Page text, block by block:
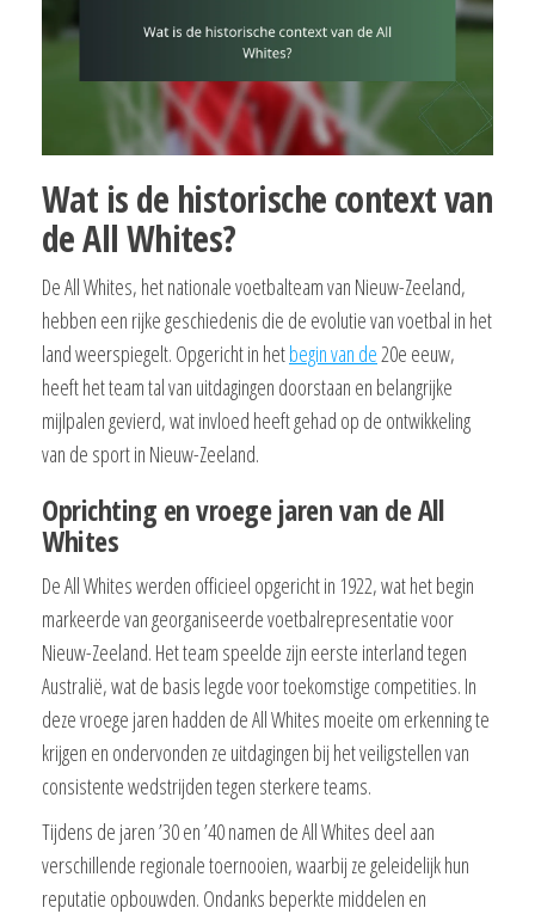
Wat is de historische context van
de All Whites?
De All Whites, het nationale voetbalteam van Nieuw-Zeeland,
hebben een rijke geschiedenis die de evolutie van voetbal in het
land weerspiegelt. Opgericht in hetbegin van de 20e eeuw,
heeft het team tal van uitdagingen doorstaan en belangrijke
mijlpalen gevierd, wat invloed heeft gehad op de ontwikkeling
van de sport in Nieuw-Zeeland.
Oprichting en vroege jaren van de All
Whites
De All Whites werden officieel opgericht in 1922, wat het begin
markeerde van georganiseerde voetbalrepresentatie voor
Nieuw-Zeeland. Het team speelde zijn eerste interland tegen
Australië, wat de basis legde voor toekomstige competities. In
deze vroege jaren hadden de All Whites moeite om erkenning te
krijgen en ondervonden ze uitdagingen bij het veiligstellen van
consistente wedstrijden tegen sterkere teams.
Tijdens de jaren ’30 en ’40 namen de All Whites deel aan
verschillende regionale toernooien, waarbij ze geleidelijk hun
reputatie opbouwden. Ondanks beperkte middelen en